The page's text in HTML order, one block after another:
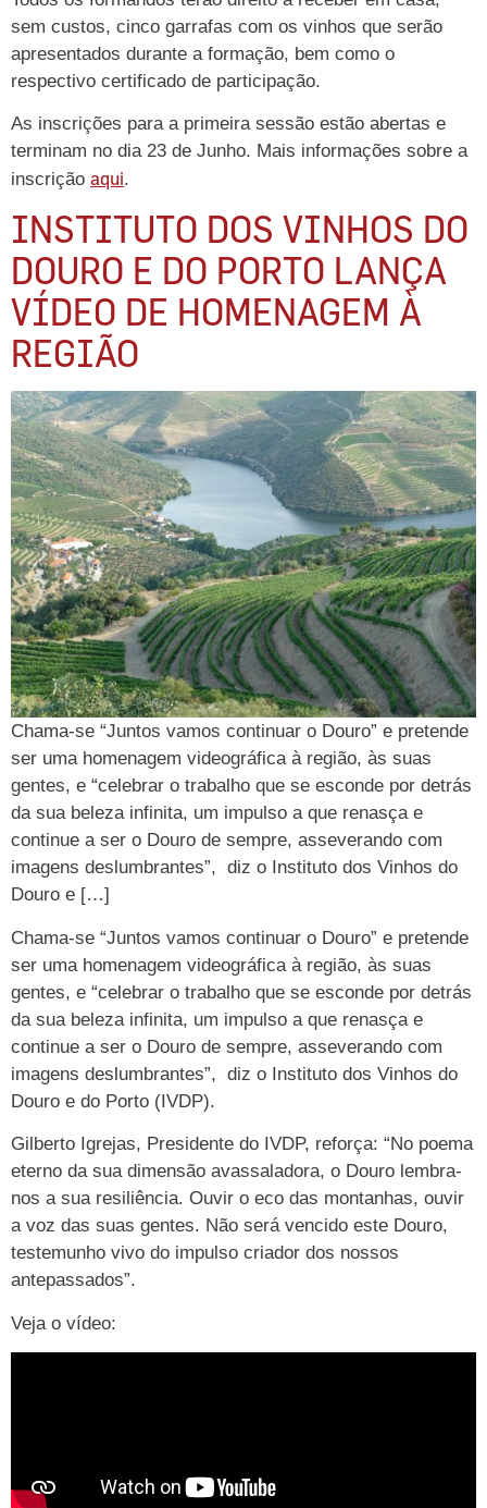
sem custos, cinco garrafas com os vinhos que serão
apresentados durante a formação, bem como o
respectivo certificado de participação.
As inscrições para a primeira sessão estão abertas e
terminam no dia 23 de Junho. Mais informações sobre a
inscrição aqui.
INSTITUTO DOS VINHOS DO
DOURO E DO PORTO LANÇA
VÍDEO DE HOMENAGEM À
REGIÃO
Chama-se “Juntos vamos continuar o Douro” e pretende
ser uma homenagem videográfica à região, às suas
gentes, e “celebrar o trabalho que se esconde por detrás
da sua beleza infinita, um impulso a que renasça e
continue a ser o Douro de sempre, asseverando com
imagens deslumbrantes”, diz o Instituto dos Vinhos do
Douro e […]
Chama-se “Juntos vamos continuar o Douro” e pretende
ser uma homenagem videográfica à região, às suas
gentes, e “celebrar o trabalho que se esconde por detrás
da sua beleza infinita, um impulso a que renasça e
continue a ser o Douro de sempre, asseverando com
imagens deslumbrantes”, diz o Instituto dos Vinhos do
Douro e do Porto (IVDP).
Gilberto Igrejas, Presidente do IVDP, reforça: “No poema
eterno da sua dimensão avassaladora, o Douro lembra-
nos a sua resiliência. Ouvir o eco das montanhas, ouvir
a voz das suas gentes. Não será vencido este Douro,
testemunho vivo do impulso criador dos nossos
antepassados”.
Veja o vídeo: